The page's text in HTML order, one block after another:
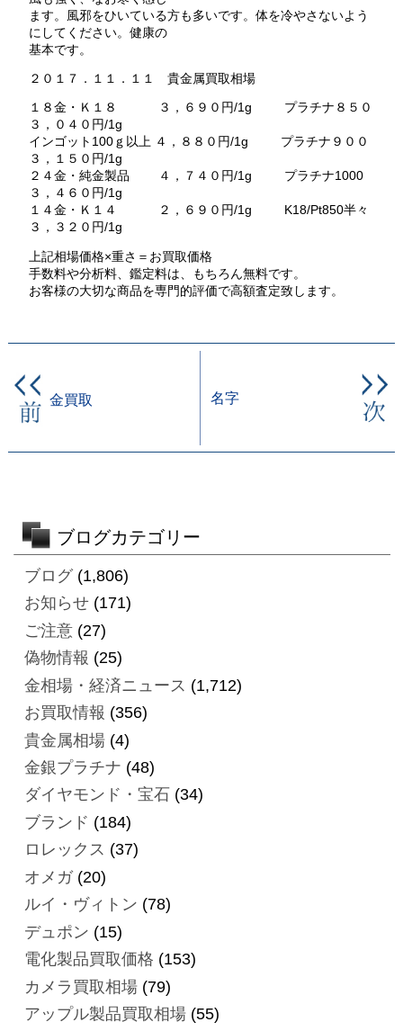
ます。風邪をひいている方も多いです。体を冷やさないよう
にしてください。健康の
基本です。
２０１７．１１．１１ 貴金属買取相場
１８金・Ｋ１８ ３，６９０円/1g プラチナ８５０
３，０４０円/1g
インゴット100ｇ以上 ４，８８０円/1g プラチナ９００
３，１５０円/1g
２４金・純金製品 ４，７４０円/1g プラチナ1000
３，４６０円/1g
１４金・Ｋ１４ ２，６９０円/1g K18/Pt850半々
３，３２０円/1g
上記相場価格×重さ＝お買取価格
手数料や分析料、鑑定料は、もちろん無料です。
お客様の大切な商品を専門的評価で高額査定致します。
金買取 名字
ブログカテゴリー
ブログ(1,806)
お知らせ(171)
ご注意(27)
偽物情報 (25)
金相場・経済ニュース (1,712)
お買取情報 (356)
貴金属相場(4)
金銀プラチナ (48)
ダイヤモンド・宝石 (34)
ブランド (184)
ロレックス (37)
オメガ(20)
ルイ・ヴィトン (78)
デュポン (15)
電化製品買取価格 (153)
カメラ買取相場(79)
アップル製品買取相場(55)